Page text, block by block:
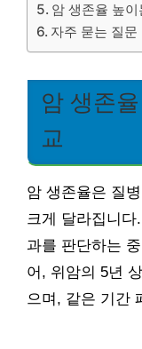
암 생존율 높
자주 묻는 질문
암 생존
교
암 생존율은 질
크게 달라집니다
과를 판단하는
어, 위암의 5년
으며, 같은 기간